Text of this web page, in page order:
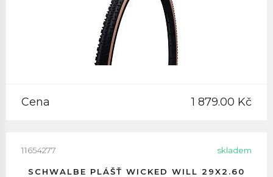
Cena 1 879.00 Kč
11654277 skladem
SCHWALBE PLÁŠŤ WICKED WILL 29X2.60